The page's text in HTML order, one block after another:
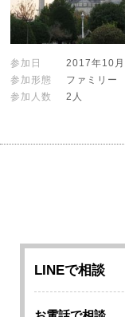
参加日
2017年10月
参加形態
ファミリー
参加人数
2人
LINEで相談